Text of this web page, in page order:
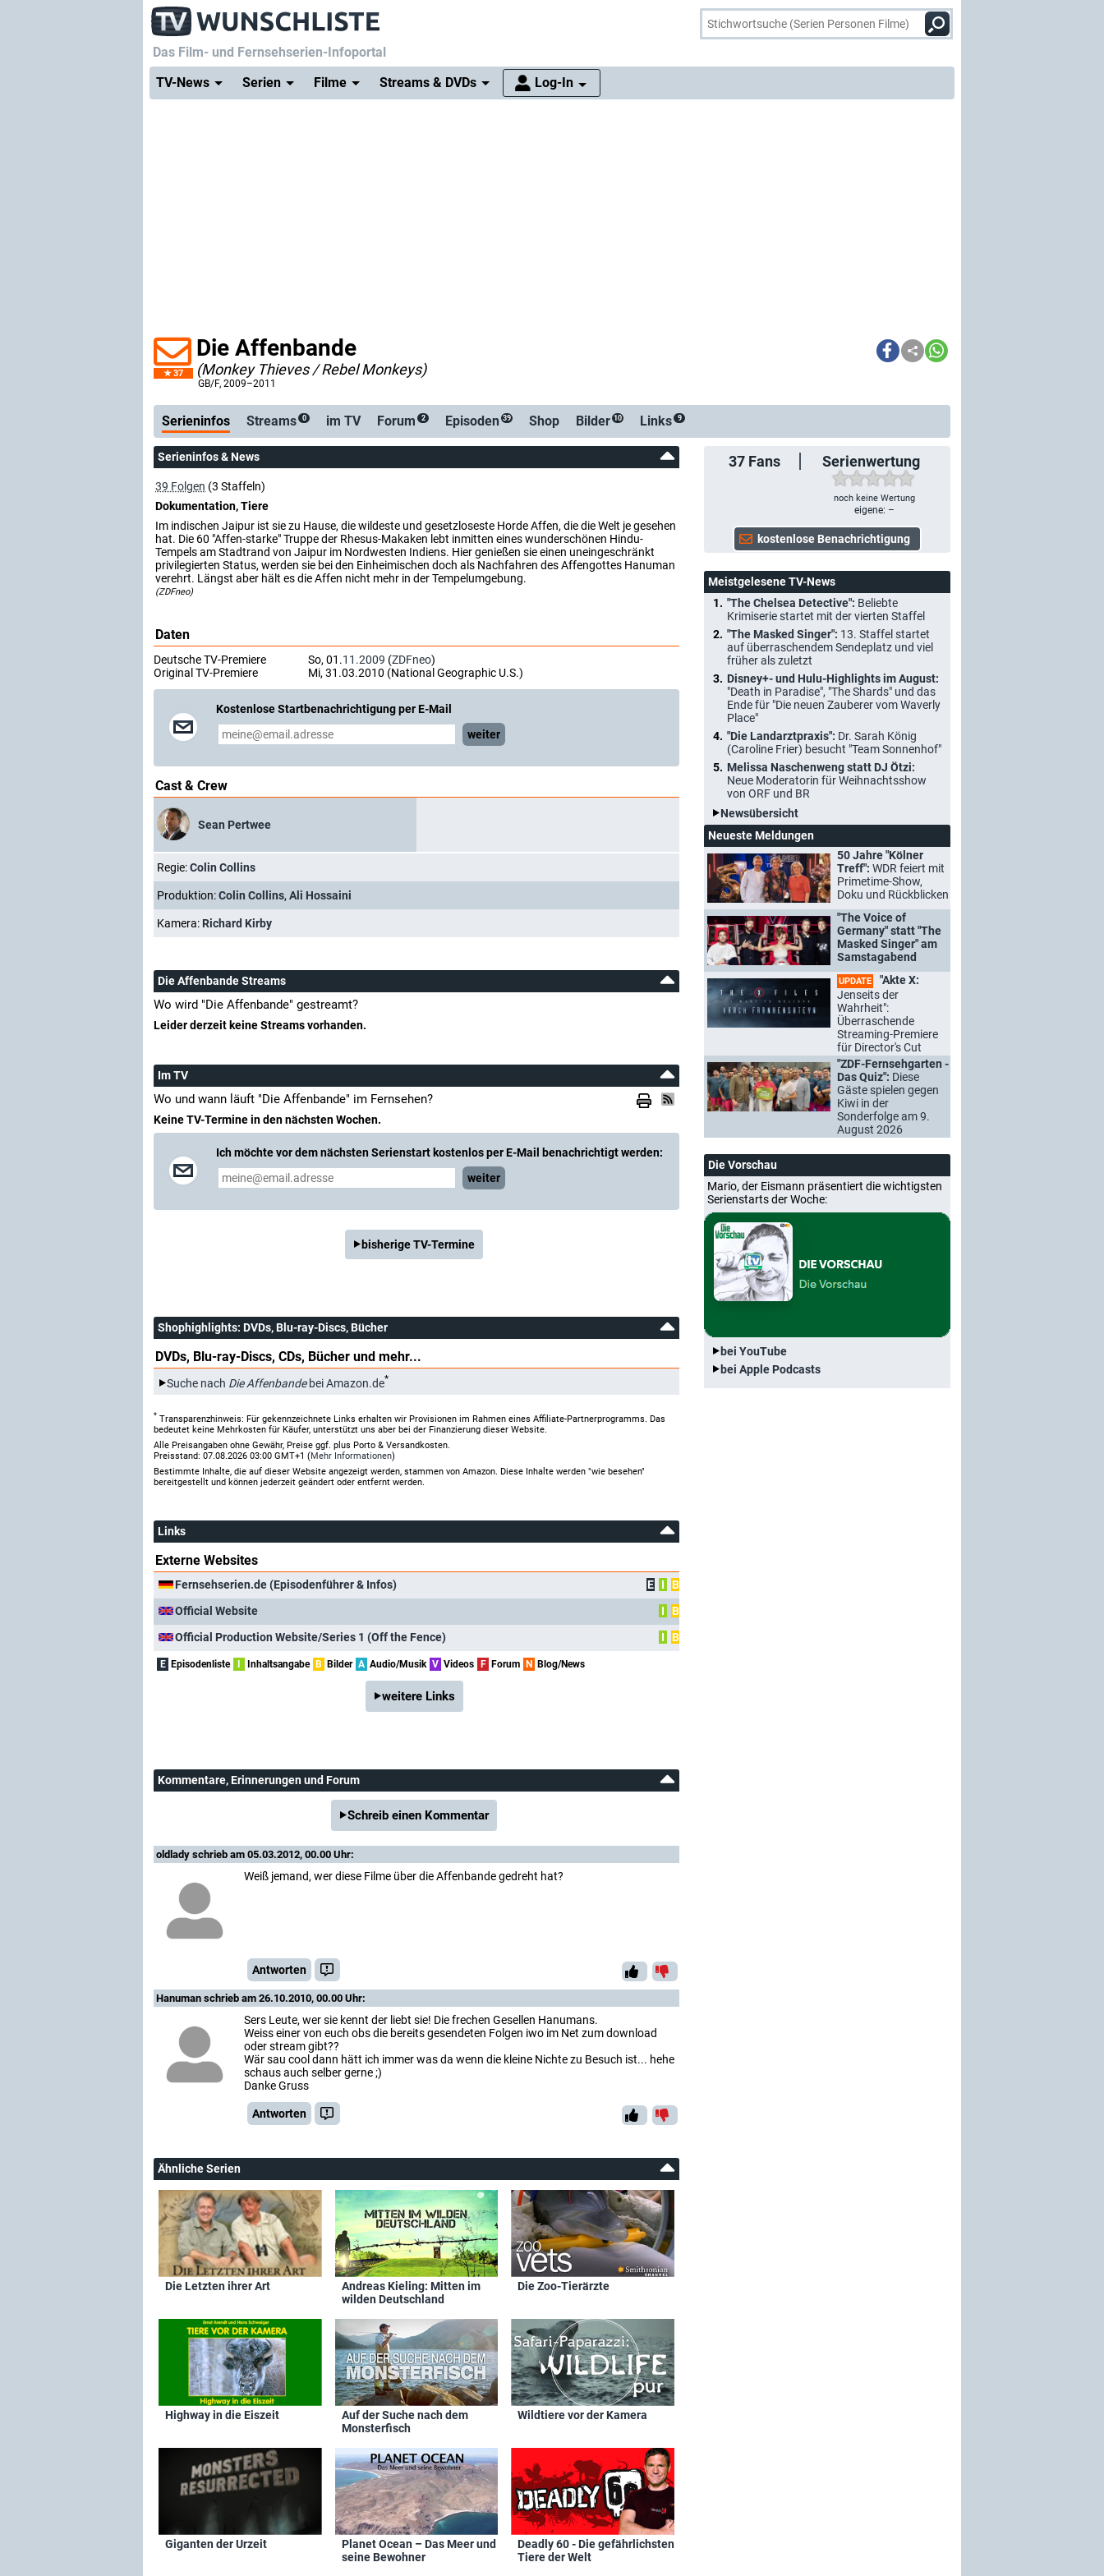
Das Film- und Fernsehserien-Infoportal
TV-News
Serien Filme Streams & DVDs Log-In
37
Die Affenbande
(Monkey Thieves / Rebel Monkeys)
GB/F, 2009–2011
Serienticker
Serieninfos Streams 0 im TV Forum 2 Episoden 39 Shop Bilder 10 Links 9
37 Fans Serienwertung
noch keine Wertung
eigene: –
Serieninfos & News
39 Folgen (3 Staffeln)
Dokumentation, Tiere
Im indischen Jaipur ist sie zu Hause, die wildeste und gesetzloseste Horde Affen, die die Welt je gesehen
hat. Die 60 "Affen-starke" Truppe der Rhesus-Makaken lebt inmitten eines wunderschönen Hindu-
Tempels am Stadtrand von Jaipur im Nordwesten Indiens. Hier genießen sie einen uneingeschränkt
privilegierten Status, werden sie bei den Einheimischen doch als Nachfahren des Affengottes Hanuman
verehrt. Längst aber hält es die Affen nicht mehr in der Tempelumgebung.
(ZDFneo)
Daten
Deutsche TV-Premiere So, 01.11.2009 (ZDFneo)
Original TV-Premiere
Mi, 31.03.2010 (National Geographic U.S.)
Kostenlose Startbenachrichtigung per E-Mail
weiter
Cast & Crew
Sean Pertwee
Regie:Colin Collins
Produktion:Colin Collins, Ali Hossaini
Kamera: Richard Kirby
Die Affenbande Streams
Wo wird "Die Affenbande" gestreamt?
Leider derzeit keine Streams vorhanden.
Im TV
Wo und wann läuft "Die Affenbande" im Fernsehen?
Keine TV-Termine in den nächsten Wochen.
Ich möchte vor dem nächsten Serienstart kostenlos per E-Mail benachrichtigt werden:
weiter
bisherige TV-Termine
Shophighlights: DVDs, Blu-ray-Discs, Bücher
DVDs, Blu-ray-Discs, CDs, Bücher und mehr...
Suche nach Die Affenbandebei Amazon.de*
* Transparenzhinweis: Für gekennzeichnete Links erhalten wir Provisionen im Rahmen eines Affiliate-Partnerprogramms. Das
bedeutet keine Mehrkosten für Käufer, unterstützt uns aber bei der Finanzierung dieser Website.
Alle Preisangaben ohne Gewähr, Preise ggf. plus Porto & Versandkosten.
Preisstand: 07.08.2026 03:00 GMT+1 (Mehr Informationen)
Bestimmte Inhalte, die auf dieser Website angezeigt werden, stammen von Amazon. Diese Inhalte werden "wie besehen"
bereitgestellt und können jederzeit geändert oder entfernt werden.
Links
Externe Websites
Fernsehserien.de (Episodenführer & Infos) E I
B
Official Website
I
B
Official Production Website/Series 1 (Off the Fence)
I B
E Episodenliste I Inhaltsangabe B Bilder A Audio/Musik V Videos F Forum N Blog/News
weitere Links
Kommentare, Erinnerungen und Forum
Schreib einen Kommentar
oldlady schrieb am 05.03.2012, 00.00 Uhr:
Weiß jemand, wer diese Filme über die Affenbande gedreht hat?
Antworten
Hanuman schrieb am 26.10.2010, 00.00 Uhr:
Sers Leute, wer sie kennt der liebt sie! Die frechen Gesellen Hanumans.
Weiss einer von euch obs die bereits gesendeten Folgen iwo im Net zum download
oder stream gibt??
Wär sau cool dann hätt ich immer was da wenn die kleine Nichte zu Besuch ist... hehe
schaus auch selber gerne ;)
Danke Gruss
Antworten
Ähnliche Serien
Die Letzten ihrer Art
Andreas Kieling: Mitten im
wilden Deutschland
Die Zoo-Tierärzte
Highway in die Eiszeit
Auf der Suche nach dem
Monsterfisch
Wildtiere vor der Kamera
Giganten der Urzeit
Planet Ocean – Das Meer und
seine Bewohner
Deadly 60 - Die gefährlichsten
Tiere der Welt
Meistgelesene TV-News
"The Chelsea Detective": Beliebte
Krimiserie startet mit der vierten Staffel
"The Masked Singer": 13. Staffel startet
auf überraschendem Sendeplatz und viel
früher als zuletzt
Disney+- und Hulu-Highlights im August:
"Death in Paradise", "The Shards" und das
Ende für "Die neuen Zauberer vom Waverly
Place"
"Die Landarztpraxis": Dr. Sarah König
(Caroline Frier) besucht "Team Sonnenhof"
Melissa Naschenweng statt DJ Ötzi:
Neue Moderatorin für Weihnachtsshow
von ORF und BR
Newsübersicht
Neueste Meldungen
50 Jahre "Kölner
Treff": WDR feiert mit
Primetime-Show,
Doku und Rückblicken
"The Voice of
Germany" statt "The
Masked Singer" am
Samstagabend
UPDATE
"Akte X:
Jenseits der
Wahrheit":
Überraschende
Streaming-Premiere
für Director's Cut
"ZDF-Fernsehgarten -
Das Quiz": Diese
Gäste spielen gegen
Kiwi in der
Sonderfolge am 9.
August 2026
Die Vorschau
Mario, der Eismann präsentiert die wichtigsten
Serienstarts der Woche:
bei YouTube
bei Apple Podcasts